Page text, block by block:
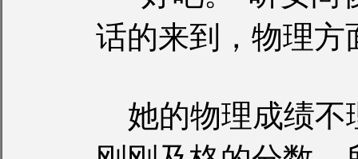
话的来到，物理方
她的物理成绩不